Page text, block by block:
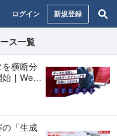
ログイン 新規登録
ス一覧
横断分
｜Web
援
「生成